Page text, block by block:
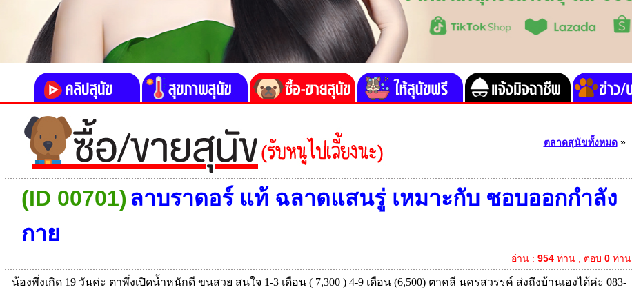
ตลาดสุนัขทั้งหมด »
(ID 00701) ลาบราดอร์ แท้ ฉลาดแสนรู่ เหมาะกับ ชอบออกกำลัง
กาย
อ่าน : 954ท่าน , ตอบ 0ท่าน
น้องพึ่งเกิด 19 วันค่ะ ตาพึ่งเปิดน้ำหนักดี ขนสวย สนใจ 1-3 เดือน ( 7,300 ) 4-9 เดือน (6,500) ตาคลี นครสวรรค์ ส่งถึงบ้านเองได้ค่ะ 083-